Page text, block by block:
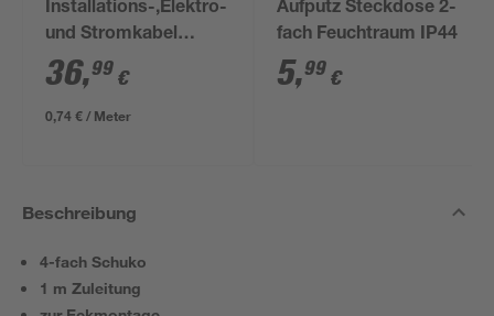
Installations-,Elektro-
und Stromkabel
NYM-J 3x1,5mm² 50
m
36,99 €
0,74 € / Meter
Aufputz Steckdose 2-
fach Feuchtraum IP44
5,99 €
Beschreibung
4-fach Schuko
1 m Zuleitung